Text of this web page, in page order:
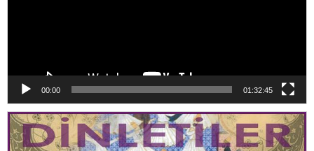
00:00 01:32:45